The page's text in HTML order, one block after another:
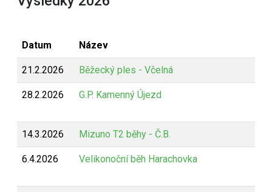
Datum Název
21.2.2026 Běžecký ples - Včelná
28.2.2026 G.P. Kamenný Újezd
14.3.2026 Mizuno T2 běhy - Č.B.
6.4.2026 Velikonoční běh Harachovka